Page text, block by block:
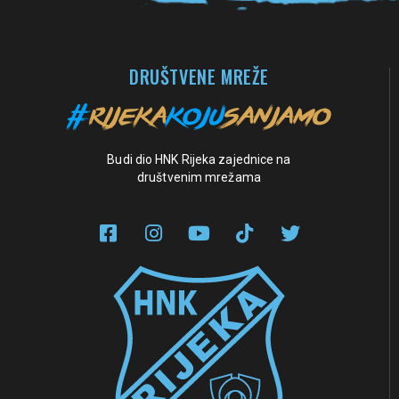
DRUŠTVENE MREŽE
Budi dio HNK Rijeka zajednice na
društvenim mrežama